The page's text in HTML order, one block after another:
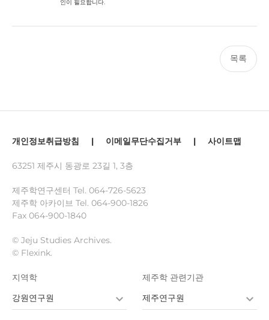
인이 필요합니다.
목록
개인정보취급방침 | 이메일무단수집거부 | 사이트맵
63251 제주시 동광로 23길 1, 3층
제주학연구센터 Tel. 064-726-5623
제주학 아카이브 Tel. 064-900-1826
Fax 064-900-1840
© Jeju Studies Archives.
© Flexink.
지역학
강원연구원
제주학 관련기관
제주연구원